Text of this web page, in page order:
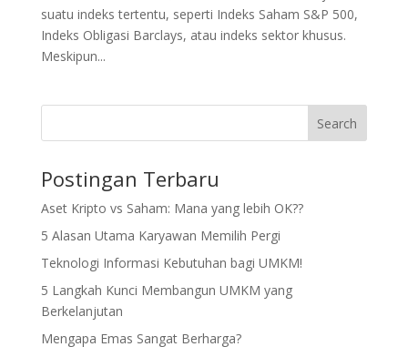
suatu indeks tertentu, seperti Indeks Saham S&P 500,
Indeks Obligasi Barclays, atau indeks sektor khusus.
Meskipun...
Search
Postingan Terbaru
Aset Kripto vs Saham: Mana yang lebih OK??
5 Alasan Utama Karyawan Memilih Pergi
Teknologi Informasi Kebutuhan bagi UMKM!
5 Langkah Kunci Membangun UMKM yang
Berkelanjutan
Mengapa Emas Sangat Berharga?